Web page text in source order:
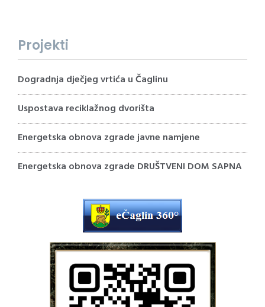
Projekti
Dogradnja dječjeg vrtića u Čaglinu
Uspostava reciklažnog dvorišta
Energetska obnova zgrade javne namjene
Energetska obnova zgrade DRUŠTVENI DOM SAPNA